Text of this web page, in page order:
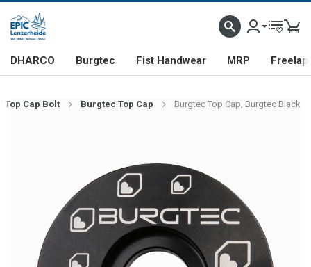
DHARCO Burgtec Fist Handwear MRP Freelap
Top Cap Bolt Burgtec Top Cap Burgtec Top Cap, Burgtec Black